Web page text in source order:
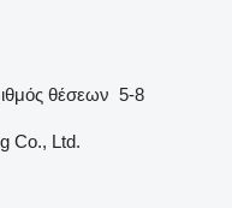
θέσεων 5-8
Co., Ltd.